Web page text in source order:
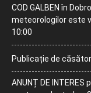
COD GALBEN în
meteorologilor este
10:00
Publicație de
ANUNȚ DE